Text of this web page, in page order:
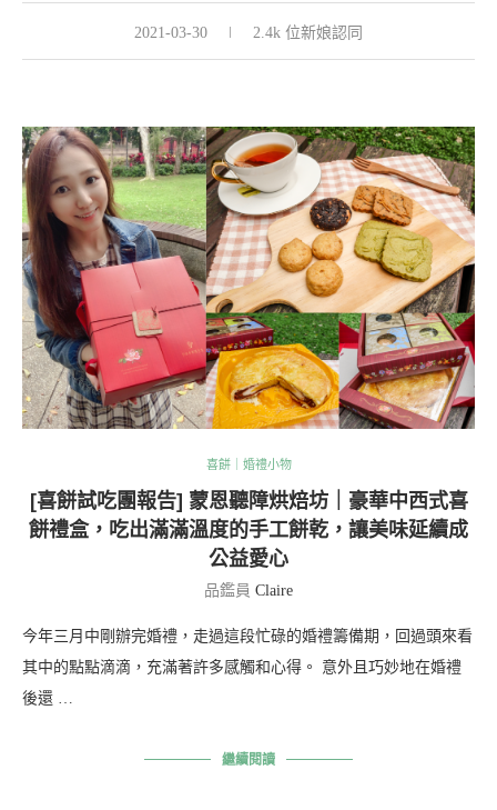
2021-03-30 2.4k 位新娘認同
喜餅｜婚禮小物
[喜餅試吃團報告] 蒙恩聽障烘焙坊｜豪華中西式喜
餅禮盒，吃出滿滿溫度的手工餅乾，讓美味延續成
公益愛心
品鑑員 Claire
今年三月中剛辦完婚禮，走過這段忙碌的婚禮籌備期，回過頭來看
其中的點點滴滴，充滿著許多感觸和心得。 意外且巧妙地在婚禮
後還 …
繼續閱讀